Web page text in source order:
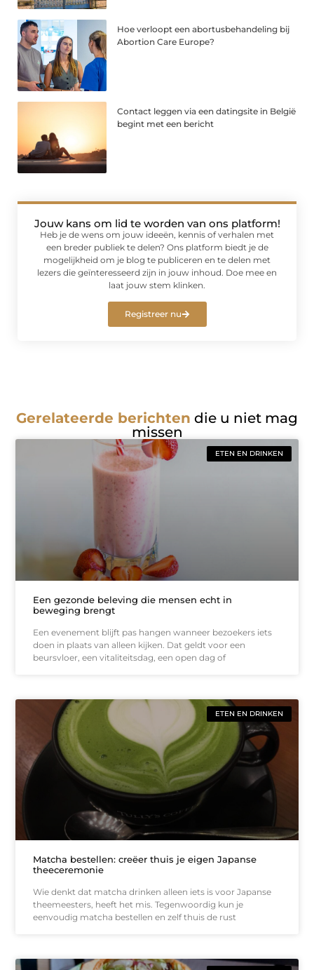
Hoe verloopt een abortusbehandeling bij
Abortion Care Europe?
Contact leggen via een datingsite in België
begint met een bericht
Jouw kans om lid te worden van ons platform!
Heb je de wens om jouw ideeën, kennis of verhalen met
een breder publiek te delen? Ons platform biedt je de
mogelijkheid om je blog te publiceren en te delen met
lezers die geïnteresseerd zijn in jouw inhoud. Doe mee en
laat jouw stem klinken.
Registreer nu
Gerelateerde berichten die u niet mag
missen
ETEN EN DRINKEN
Een gezonde beleving die mensen echt in
beweging brengt
Een evenement blijft pas hangen wanneer bezoekers iets
doen in plaats van alleen kijken. Dat geldt voor een
beursvloer, een vitaliteitsdag, een open dag of
ETEN EN DRINKEN
Matcha bestellen: creëer thuis je eigen Japanse
theeceremonie
Wie denkt dat matcha drinken alleen iets is voor Japanse
theemeesters, heeft het mis. Tegenwoordig kun je
eenvoudig matcha bestellen en zelf thuis de rust